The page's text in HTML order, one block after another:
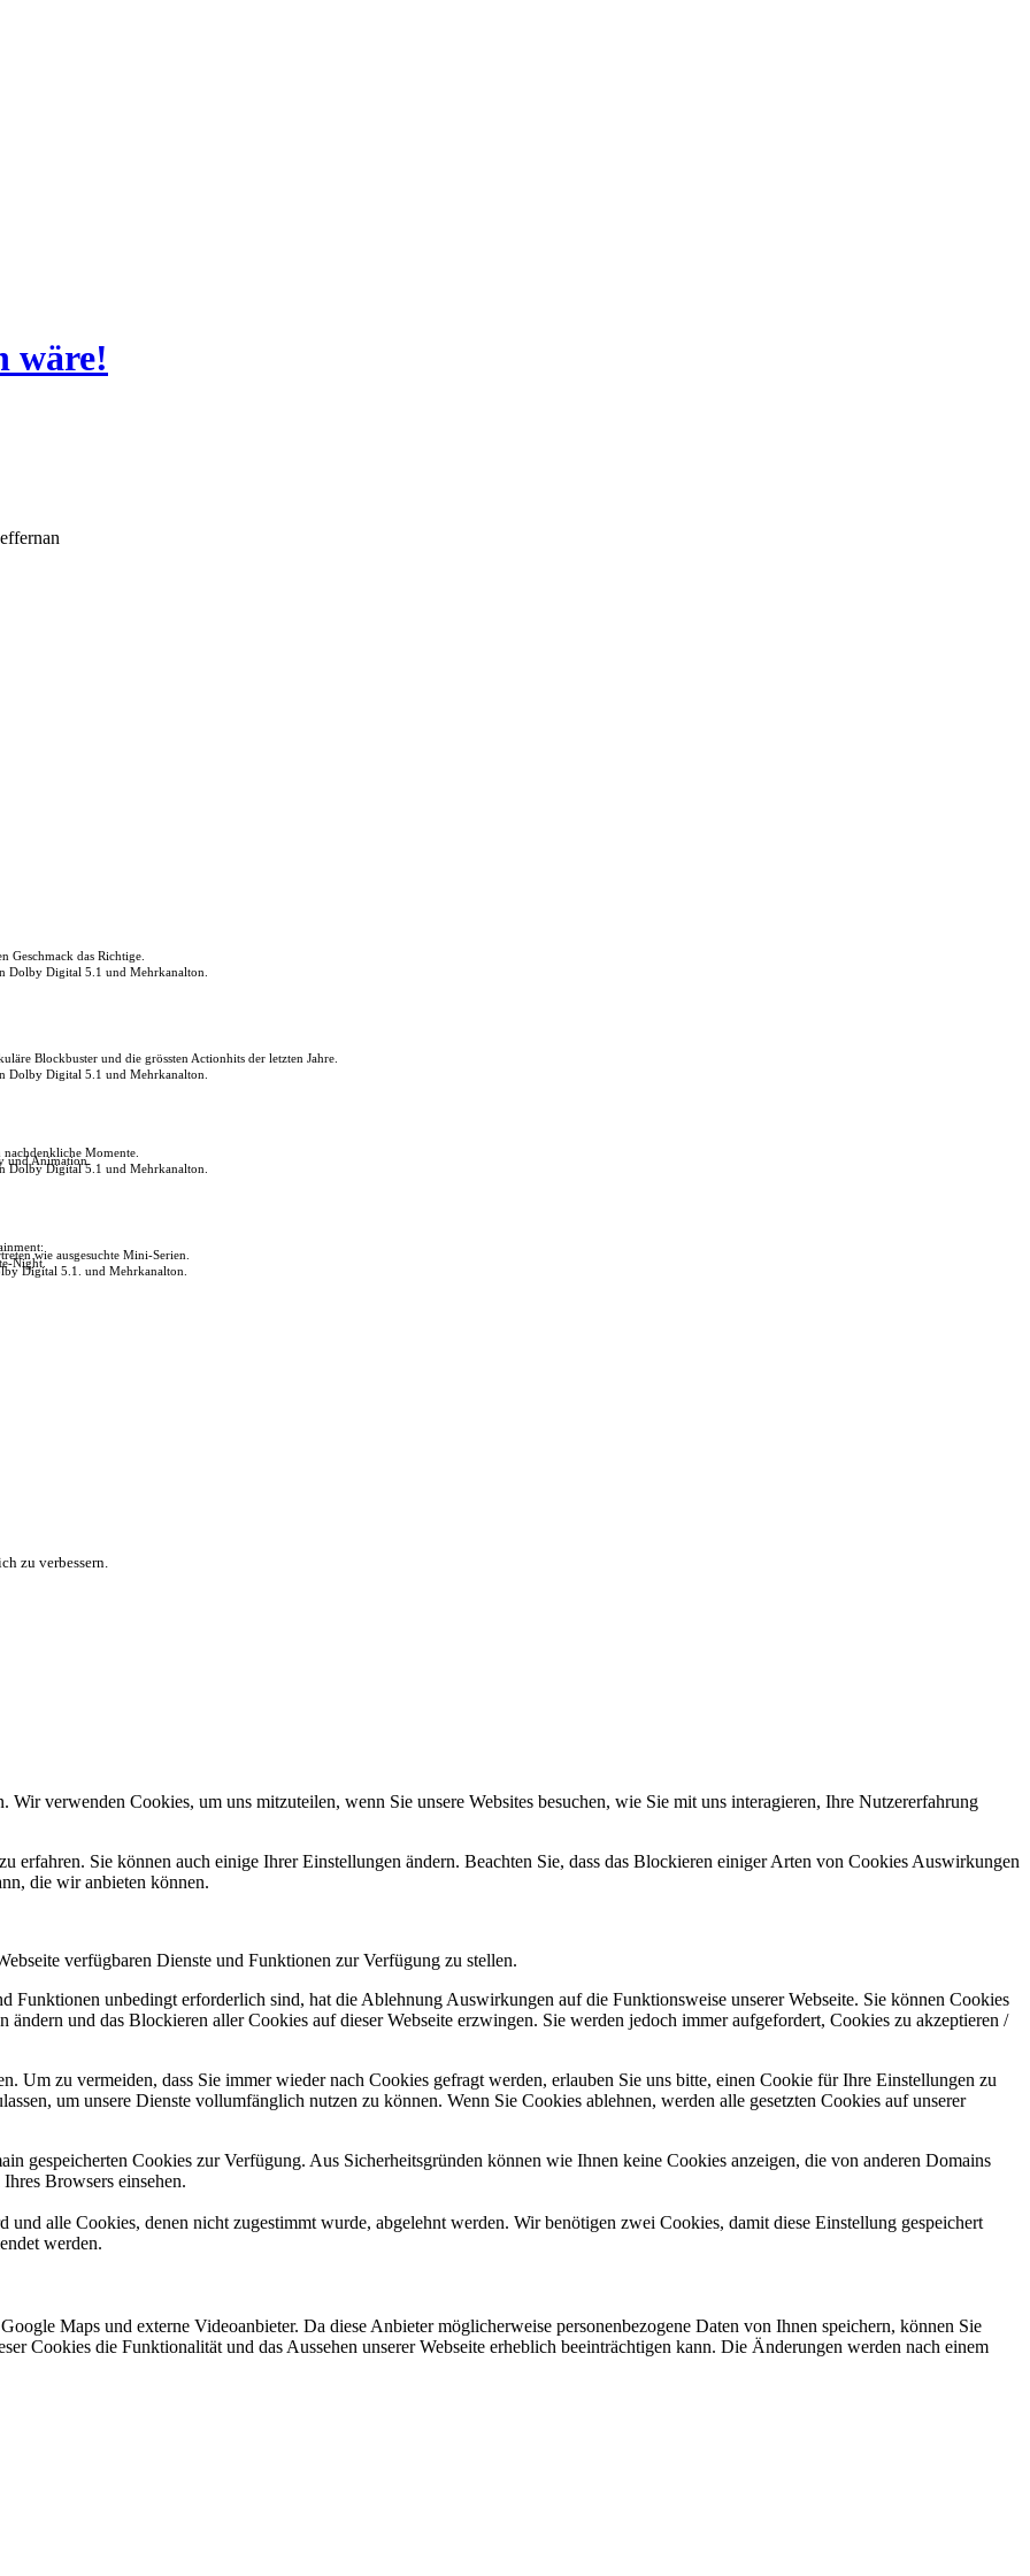
wäre!
Geschmack das Richtige.
Dolby Digital 5.1 und Mehrkanalton.
Blockbuster und die grössten Actionhits der letzten Jahre.
Dolby Digital 5.1 und Mehrkanalton.
Momente.
und Animation.
Dolby Digital 5.1 und Mehrkanalton.
wie ausgesuchte Mini-Serien.
Night.
Digital 5.1. und Mehrkanalton.
zu verbessern.
verwenden Cookies, um uns mitzuteilen, wenn Sie unsere Websites besuchen, wie Sie mit uns interagieren, Ihre Nutzererfahrung
erfahren. Sie können auch einige Ihrer Einstellungen ändern. Beachten Sie, dass das Blockieren einiger Arten von Cookies Auswirkungen
die wir anbieten können.
verfügbaren Dienste und Funktionen zur Verfügung zu stellen.
Funktionen unbedingt erforderlich sind, hat die Ablehnung Auswirkungen auf die Funktionsweise unserer Webseite. Sie können Cookies
und das Blockieren aller Cookies auf dieser Webseite erzwingen. Sie werden jedoch immer aufgefordert, Cookies zu akzeptieren /
Um zu vermeiden, dass Sie immer wieder nach Cookies gefragt werden, erlauben Sie uns bitte, einen Cookie für Ihre Einstellungen zu
um unsere Dienste vollumfänglich nutzen zu können. Wenn Sie Cookies ablehnen, werden alle gesetzten Cookies auf unserer
gespeicherten Cookies zur Verfügung. Aus Sicherheitsgründen können wie Ihnen keine Cookies anzeigen, die von anderen Domains
Browsers einsehen.
alle Cookies, denen nicht zugestimmt wurde, abgelehnt werden. Wir benötigen zwei Cookies, damit diese Einstellung gespeichert
werden.
Maps und externe Videoanbieter. Da diese Anbieter möglicherweise personenbezogene Daten von Ihnen speichern, können Sie
Cookies die Funktionalität und das Aussehen unserer Webseite erheblich beeinträchtigen kann. Die Änderungen werden nach einem